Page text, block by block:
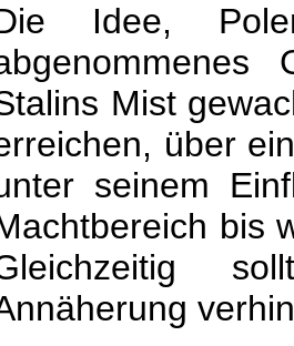
Idee,
Mist
über
seinem
bis